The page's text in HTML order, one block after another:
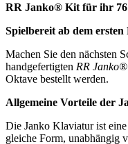
Keys
Menge
RR Janko® Kit für ihr 76
Spielbereit ab dem
Machen Sie den nächsten
handgefertigten RR
Oktave bestellt werden.
Allgemeine Vorteile der
Die Janko Klaviatur ist
gleiche Form, unabhängig